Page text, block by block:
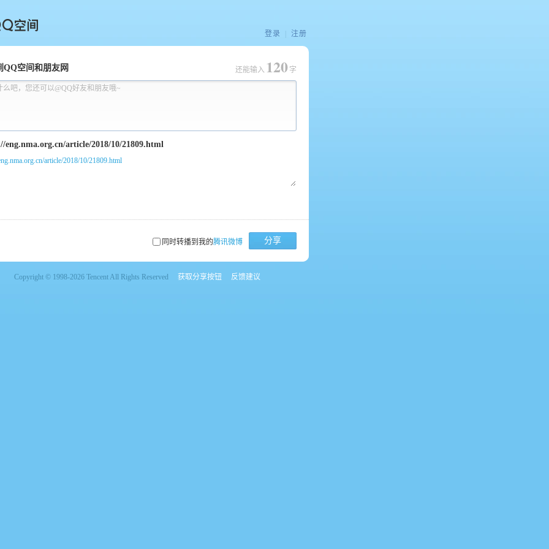
间
登录 注册
QQ空间和朋友网
么吧，您还可以@QQ好友和朋友哦~
还能输入 120 字
article/2018/10/21809.html
同时转播到我的腾讯微博 分享
Copyright © 1998-2026 Tencent All Rights Reserved 获取分享按钮 反馈建议